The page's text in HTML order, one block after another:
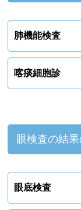
肺機能検査
喀痰細胞診
眼検査の結
眼底検査